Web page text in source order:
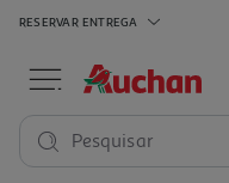
RESERVAR ENTREGA
Pesquisar